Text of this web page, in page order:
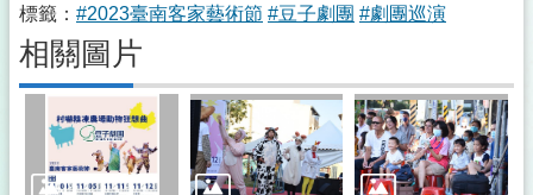
標籤： #2023臺南客家藝術節 #豆子劇團 #劇團巡演
相關圖片